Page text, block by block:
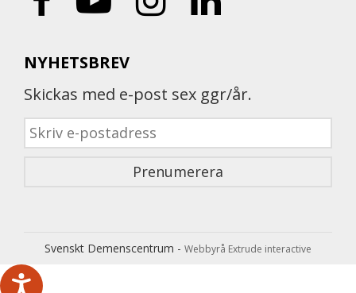
NYHETSBREV
Skickas med e-post sex ggr/år.
Svenskt Demenscentrum - Webbyrå Extrude interactive